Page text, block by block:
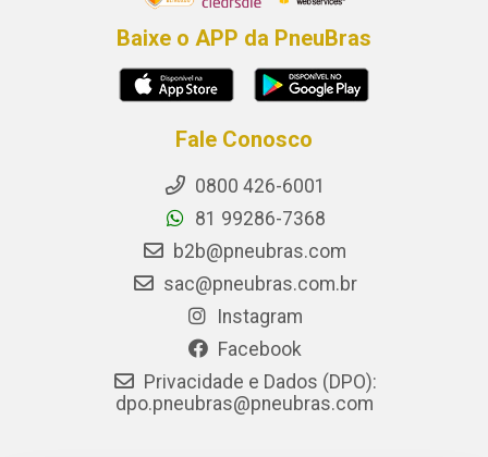
Baixe o APP da PneuBras
Fale Conosco
0800 426-6001
81 99286-7368
b2b@pneubras.com
sac@pneubras.com.br
Instagram
Facebook
Privacidade e Dados (DPO):
dpo.pneubras@pneubras.com